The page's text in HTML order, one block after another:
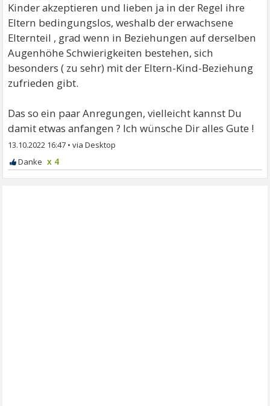
Kinder akzeptieren und lieben ja in der Regel ihre
Eltern bedingungslos, weshalb der erwachsene
Elternteil , grad wenn in Beziehungen auf derselben
Augenhöhe Schwierigkeiten bestehen, sich
besonders ( zu sehr) mit der Eltern-Kind-Beziehung
zufrieden gibt.
Das so ein paar Anregungen, vielleicht kannst Du
damit etwas anfangen ? Ich wünsche Dir alles Gute !
13.10.2022 16:47 •
x 4